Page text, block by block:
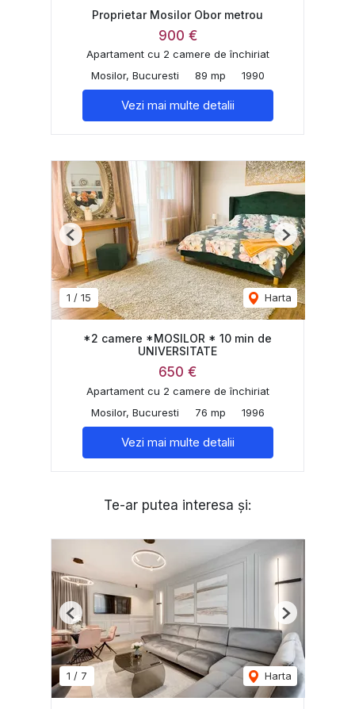
Proprietar Mosilor Obor metrou
900 €
Apartament cu 2 camere de închiriat
Mosilor, Bucuresti
89 mp 1990
Vezi mai multe detalii
1 / 15 Harta
Previous Next
*2 camere *MOSILOR * 10 min de
UNIVERSITATE
650 €
Apartament cu 2 camere de închiriat
Mosilor, Bucuresti
76 mp 1996
Vezi mai multe detalii
Te-ar putea interesa și:
1 / 7 Harta
Previous Next